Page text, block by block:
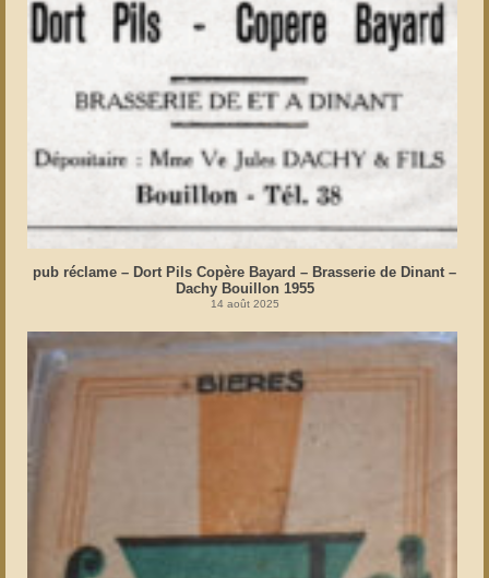
pub réclame – Dort Pils Copère Bayard – Brasserie de Dinant –
Dachy Bouillon 1955
14 août 2025